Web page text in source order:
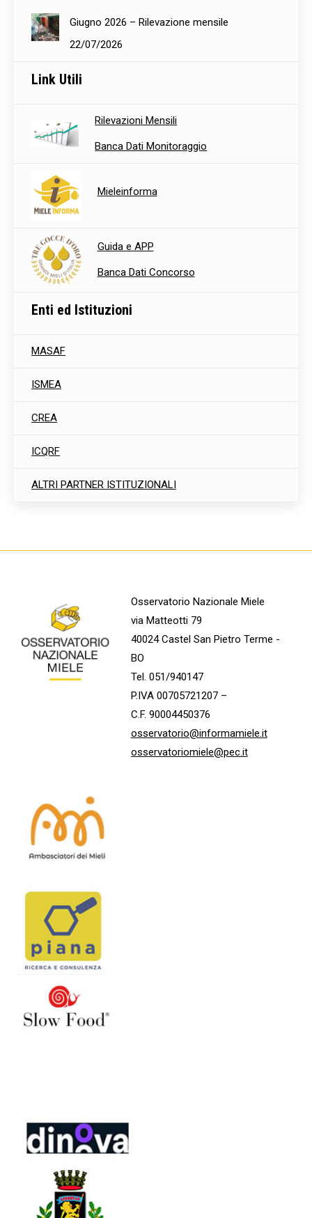
Giugno 2026 – Rilevazione mensile
22/07/2026
Link Utili
Rilevazioni Mensili
Banca Dati Monitoraggio
Mieleinforma
Guida e APP
Banca Dati Concorso
Enti ed Istituzioni
MASAF
ISMEA
CREA
ICQRF
ALTRI PARTNER ISTITUZIONALI
Osservatorio Nazionale Miele
via Matteotti 79
40024 Castel San Pietro Terme -
BO
Tel. 051/940147
P.IVA 00705721207 –
C.F. 90004450376
osservatorio@informamiele.it
osservatoriomiele@pec.it